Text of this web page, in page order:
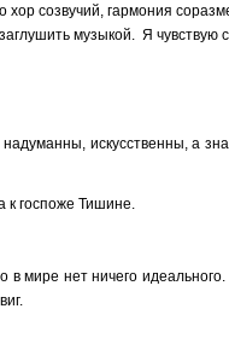
хор созвучий, гармония
музыкой. Я чувствую
искусственны, а
к госпоже Тишине.
нет ничего